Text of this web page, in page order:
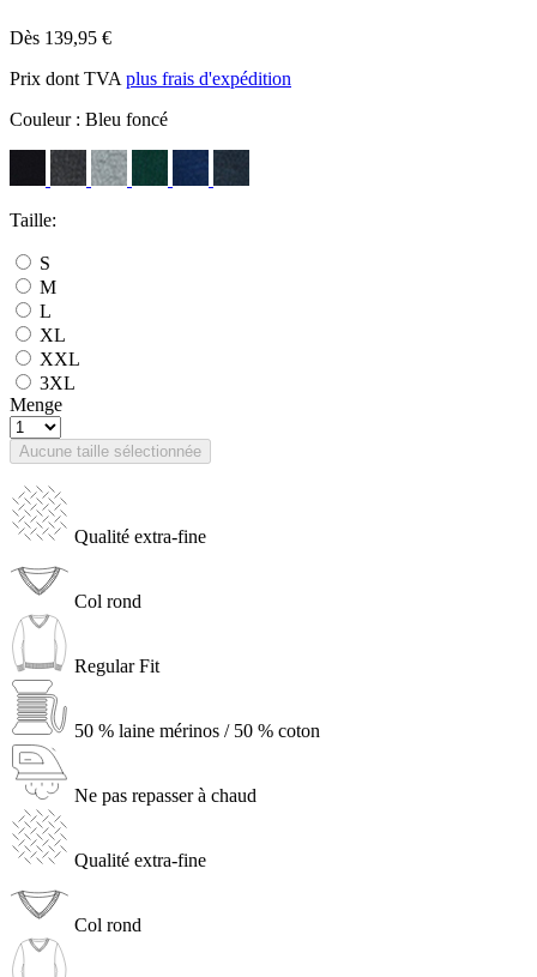
Dès 139,95 €
Prix dont TVA plus frais d'expédition
Couleur : Bleu foncé
Taille:
S
M
L
XL
XXL
3XL
Menge
Aucune taille sélectionnée
Qualité extra-fine
Col rond
Regular Fit
50 % laine mérinos / 50 % coton
Ne pas repasser à chaud
Qualité extra-fine
Col rond